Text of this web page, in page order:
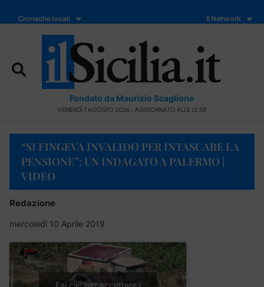
Cronache locali Il Network
Fondato da Maurizio Scaglione
VENERDÌ 7 AGOSTO 2026 - AGGIORNATO ALLE 12:58
“SI FINGEVA INVALIDO PER INTASCARE LA
PENSIONE”: UN INDAGATO A PALERMO |
VIDEO
Redazione
mercoledì 10 Aprile 2019